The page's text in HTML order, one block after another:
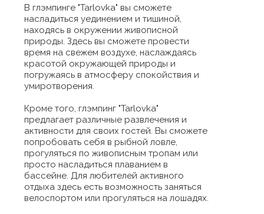
В глэмпинге "Tarlovka" вы сможете
насладиться уединением и тишиной,
находясь в окружении живописной
природы. Здесь вы сможете провести
время на свежем воздухе, наслаждаясь
красотой окружающей природы и
погружаясь в атмосферу спокойствия и
умиротворения.
Кроме того, глэмпинг "Tarlovka"
предлагает различные развлечения и
активности для своих гостей. Вы сможете
попробовать себя в рыбной ловле,
прогуляться по живописным тропам или
просто насладиться плаванием в
бассейне. Для любителей активного
отдыха здесь есть возможность заняться
велоспортом или прогуляться на лошадях.